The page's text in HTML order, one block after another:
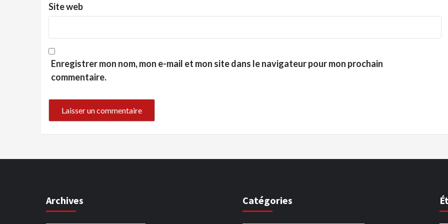
Site web
Enregistrer mon nom, mon e-mail et mon site dans le navigateur pour mon prochain
commentaire.
Archives Catégories